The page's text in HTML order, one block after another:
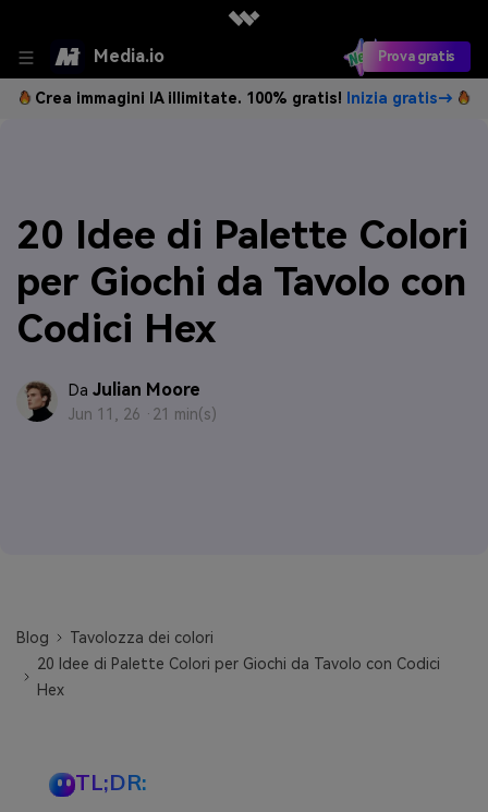
Media.io Prova gratis
Crea immagini IA illimitate. 100% gratis! Inizia gratis→
20 Idee di Palette Colori
per Giochi da Tavolo con
Codici Hex
Da Julian Moore
Jun 11, 26 · 21 min(s)
Blog
Tavolozza dei colori
20 Idee di Palette Colori per Giochi da Tavolo con Codici
Hex
TL;DR: